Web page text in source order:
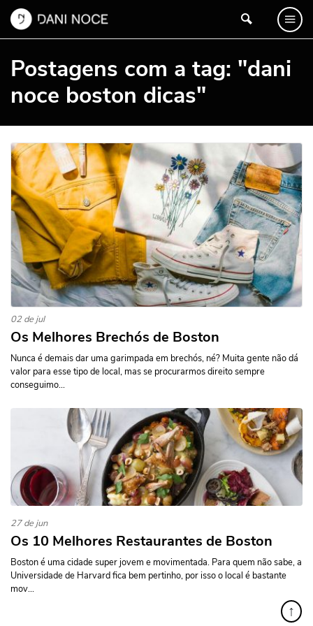
Postagens com a tag: "dani
noce boston dicas"
02 de jul
Os Melhores Brechós de Boston
Nunca é demais dar uma garimpada em brechós, né? Muita gente não dá
valor para esse tipo de local, mas se procurarmos direito sempre
conseguimo...
27 de jun
Os 10 Melhores Restaurantes de Boston
Boston é uma cidade super jovem e movimentada. Para quem não sabe, a
Universidade de Harvard fica bem pertinho, por isso o local é bastante
mov...
↑